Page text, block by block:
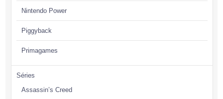
Nintendo Power
Piggyback
Primagames
Séries
Assassin’s Creed